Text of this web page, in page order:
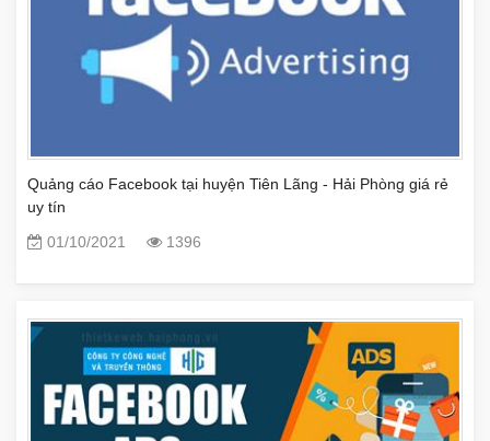
Quảng cáo Facebook tại huyện Tiên Lãng - Hải Phòng giá rẻ
uy tín
01/10/2021
1396